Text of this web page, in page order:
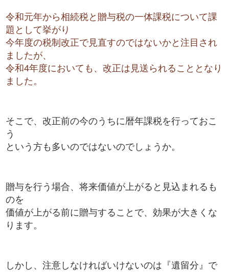
令和元年から相続税と贈与税の一体課税について課
題として挙がり
今年度の税制改正で見直すのではないかと注目され
ましたが、
令和4年度においても、改正は見送られることとなり
ました。
そこで、改正前の今のうちに暦年課税を行っておこ
う
という方も多いのではないのでしょうか。
贈与を行う場合、将来価値が上がると見込まれるも
のを
価値が上がる前に贈与することで、効果が大きくな
ります。
しかし、注意しなければいけないのは『遺留分』で